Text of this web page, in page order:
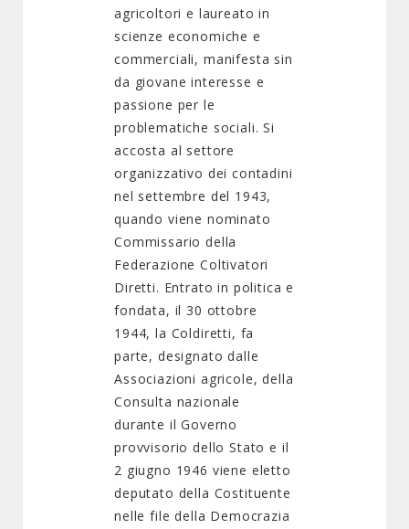
agricoltori e laureato in
scienze economiche e
commerciali, manifesta sin
da giovane interesse e
passione per le
problematiche sociali. Si
accosta al settore
organizzativo dei contadini
nel settembre del 1943,
quando viene nominato
Commissario della
Federazione Coltivatori
Diretti. Entrato in politica e
fondata, il 30 ottobre
1944, la Coldiretti, fa
parte, designato dalle
Associazioni agricole, della
Consulta nazionale
durante il Governo
provvisorio dello Stato e il
2 giugno 1946 viene eletto
deputato della Costituente
nelle file della Democrazia